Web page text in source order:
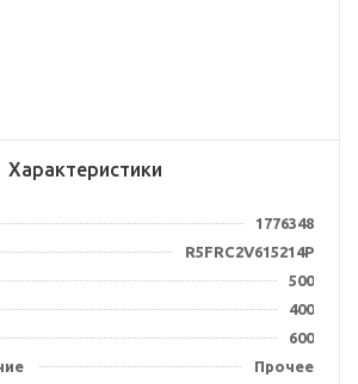
Характеристики
1776348
R5FRC2V615214P
500
400
600
Прочее